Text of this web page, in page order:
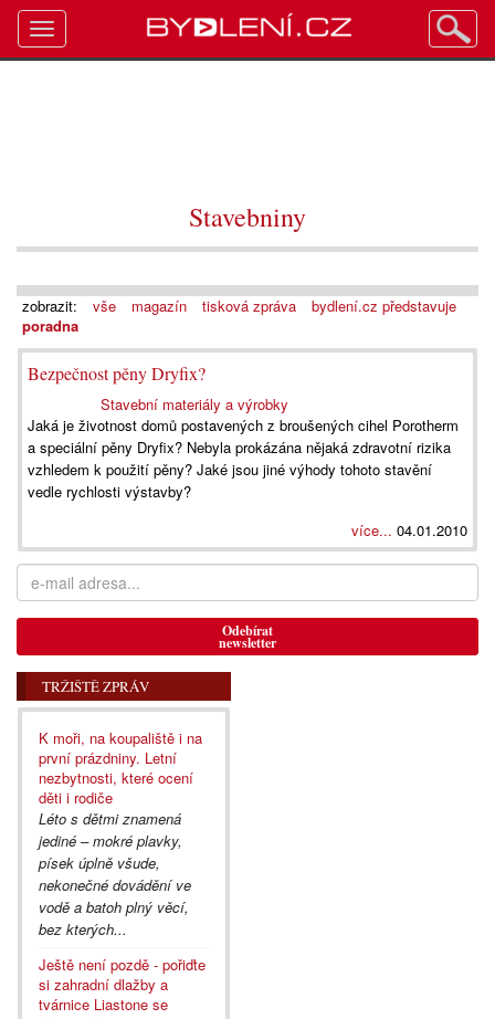
Stavebniny
zobrazit: vše magazín tisková zpráva
bydlení.cz představuje
poradna
Bezpečnost pěny Dryfix?
Stavební materiály a výrobky
Jaká je životnost domů postavených z broušených cihel Porotherm
a speciální pěny Dryfix? Nebyla prokázána nějaká zdravotní rizika
vzhledem k použití pěny? Jaké jsou jiné výhody tohoto stavění
vedle rychlosti výstavby?
více... 04.01.2010
Odebírat
newsletter
TRŽIŠTĚ ZPRÁV
K moři, na koupaliště i na
první prázdniny. Letní
nezbytnosti, které ocení
děti i rodiče
Léto s dětmi znamená
jediné – mokré plavky,
písek úplně všude,
nekonečné dovádění ve
vodě a batoh plný věcí,
bez kterých...
Ještě není pozdě - pořiďte
si zahradní dlažby a
tvárnice Liastone se
Toggle
navigation